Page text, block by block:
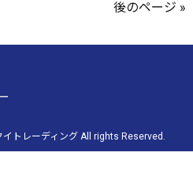
後のページ »
トレーディング All rights Reserved.